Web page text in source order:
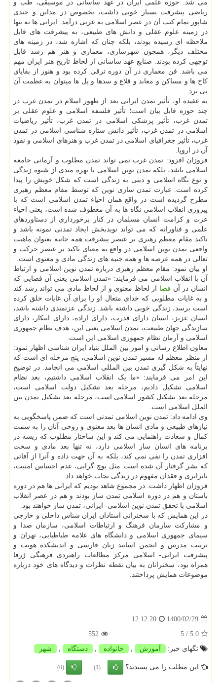
می شد. حوزه علمی ایران در عهد ساسانی در موسیقی، طب و
ریاضی پیشرفت بسیار خوبی داشت، بخصوص در مداین و جندی
شاپور تمام کتب آن در عصر اسلامی به عربی درآمد. ایرانی ها نه تنها
در زمینه علوم عقلی و دانش های طبیعی، به پیشرفت های قابل
ملاحظه ای رسیده بودند، بلکه چنان که اشاره شد، در زمینه های
مختلف دیگر، همچون شهرسازی، معماری و هنر هم رشد قابل
توجهی کرده بودند. صنایع عهد ساسانی از لحاظ تاریخ هنر ایران مهم
می باشد. فن معماری در آن دوره ترقی کرده بود و هنوز از بقایای
کاخ ها و مساکن و معابد و قلاع و سدها و پل ها میتوان به عظمت آن
پی برد.
به عقیده او، تأثیر تمدن ایرانی بعد از ظهور اسلام در تمدن غرب در
چند حوزه قابل بیان است؛ تأثیر فلسفه اسلامی و علوم عقلی بر
تمدن غرب، تأثیر پزشکی اسلامی در تمدن غرب، تأثیر ریاضیات
اسلامی در تمدن غرب، تأثیر دانش ستاره شناسی اسلامی در تمدن
غرب، تأثیر جغرافیای اسلامی در تمدن غرب و هنرهای اسلامی و نفوذ
آن در اروپا.
فروزان افزود: تمدن غرب نمی تواند تمدن مطلوب و آرمانی جامعه
اسلامی باشد، بلکه تمدن نوین اسلامی با بهره مندی از شیوه زندگی
و نوع نگاه اسلامی و دینی به زندگی است که شکل خویش را پیدا
کرده است. عبارت تمدن سازی نوین که توسط مقام معظم رهبری
مطرح گردیده است در واقع همان احیاء تمدن اسلامی است که با
پیروزی انقلاب اسلامی نگاه ها به آن معطوف شده است، یعنی احیاء
عزت و کرامت انسان مسلمان در کنار برخورداری از دستاوردهای
علمی و فناورانه که می تواند نویدبخش ایجاد تمدنی نمونه باشد و
تاکید مقام معظم رهبری بر عنصر پیشرفت همه جانبه بعنوان ماهیت
واقعی تمدن نوین اسلامی در واقع به معنای تاکید بر عنصر حرکت و
تعالی در همه عرصه ها و همه جنبه های زندگی مادی و معنوی است.
او بیان نمود: مقام معظم رهبری درباره تمدن نوین اسلامی و ارتباط
آن با انقلاب اسلامی می فرمایند: «تمدن اسلامی یعنی آن فضایی که
انسان در آن فضا از لحاظ معنوی و از لحاظ مادی می تواند رشد کند
و به غایات مطلوبی که خدای متعال او را برای آن غایات خلق کرده
است برسد، زندگی خوبی داشته باشد. زندگی عزتمندی داشته باشد،
انسان عزیز، انسان دارای قدرت، دارای اراده، دارای ابتکار، دارای
سازندگی جهان طبیعت، تمدن اسلامی یعنی این، هدف نظام جمهوری
اسلامی و آرمان نظام جمهوری اسلامی این است.
معاون اطلاع رسانی و امور بین الملل بنیاد ایران شناسی اظهار نمود:
از منظر معظم له مسیر تمدن نوین اسلامی، پنج مرحله ای است که
نهایتاً به شکل گیری تمدن بین المللی اسلامی می انجامد. در توضیح
این امر می فرمایند: «ما یک انقلاب اسلامی داشتیم، بعد نظام
اسلامی تشکیل دادیم، مرحله بعد تشکیل دولت اسلامی است،
مرحله بعد تشکیل کشور اسلامی است، مرحله بعد تشکیل تمدن بین
الملل اسلامی است.
وی ادامه داد: تمدن نوین اسلامی تمدنی است که ضمن پاسخگویی به
نیازهای طبیعی و مادی انسان ها بعد معنوی و روحی آنان را به سمت
کمال و سعادت راهنمایی می کند و این ساختار مطلوب که ریشه در
برنامه های انسان ساز اسلامی دارد، نه تنها بعد مادی و سخت
افزاری تمدن را نفی نمی کند، بلکه به آن جهت داده و آنرا از آفاتی
که بشر گرفتار آن شده است مثل پوچ گرایی، عدم احساس امنیت،
نابرابری و فقدان مفهوم در زندگی نجات خواهد داد.
فروزان اظهار داشت: در مجموع شاهد بودیم که ایرانی ها هم در دوره
باستان و هم در دوره اسلامی تمدن ساز بودند و هم در عصر انقلاب
اسلامی با تحقق تمدن نوین اسلامی- ایرانی، تمدن ساز خواهند بود.
در این همایش که با سخنرانی استادان ایران شناس داخلی و خارجی
و مشارکت سازمان فرهنگ و ارتباطات اسلامی، سازمان صدا و
سیمای جمهوری اسلامی و دانشگاه های علامه طباطبایی، تهران و
تربیت مدرس و انجمن اساتید زبان فارسی و اندیشکده هویت و
پیشرفت ایرانی- اسلامی مرکز مطالعات راهبردی فرهنگی ژرفا
همراه بود، سخنرانان به بیان نقطه نظرات و دیدگاه های خود درباره
موضوعات همایش پرداختند.
1400/02/29
12:12:20
5.0
/ 5
552
تگهای خبر:
آموزش , خانواده , دستگاه , شهر
این مطلب را می پسندید؟ (1)
(0)